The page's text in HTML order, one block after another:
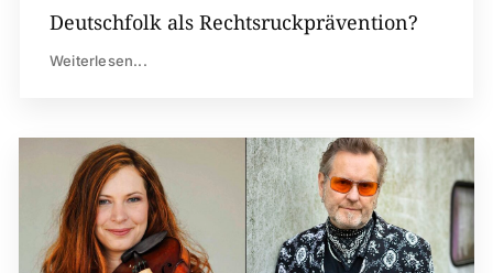
Deutschfolk als Rechtsruckprävention?
Weiterlesen...